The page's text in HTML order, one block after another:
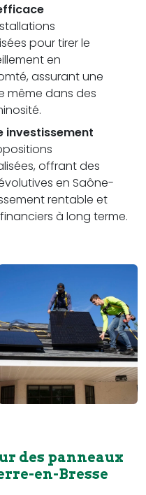
pour tirer le
en
assurant une
même dans des
investissement
offrant des
en Saône-
rentable et
à long terme.
des panneaux
en-Bresse